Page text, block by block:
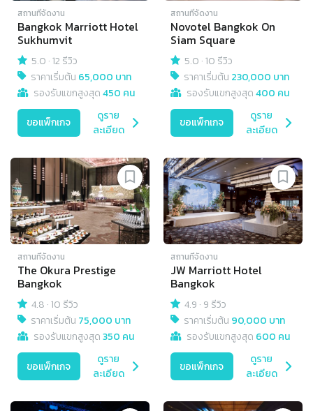
สถานที่จัดงาน
Bangkok Marriott Hotel
Sukhumvit
5.0 ·12 รีวิว
ราคาเริ่มต้น 65,000 บาท
รองรับแขกสูงสุด450 คน
ขอแพ็กเกจ
ดูราย
ละเอียด
สถานที่จัดงาน
Novotel Bangkok On
Siam Square
5.0 ·10 รีวิว
ราคาเริ่มต้น 230,000 บาท
รองรับแขกสูงสุด400 คน
ขอแพ็กเกจ
ดูราย
ละเอียด
สถานที่จัดงาน
The Okura Prestige
Bangkok
4.8 ·10 รีวิว
ราคาเริ่มต้น 75,000 บาท
รองรับแขกสูงสุด350 คน
ขอแพ็กเกจ
ดูราย
ละเอียด
สถานที่จัดงาน
JW Marriott Hotel
Bangkok
4.9 · 9 รีวิว
ราคาเริ่มต้น 90,000 บาท
รองรับแขกสูงสุด 600 คน
ขอแพ็กเกจ
ดูราย
ละเอียด